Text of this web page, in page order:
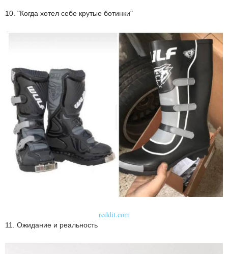
10. "Когда хотел себе крутые ботинки"
reddit.com
11. Ожидание и реальность